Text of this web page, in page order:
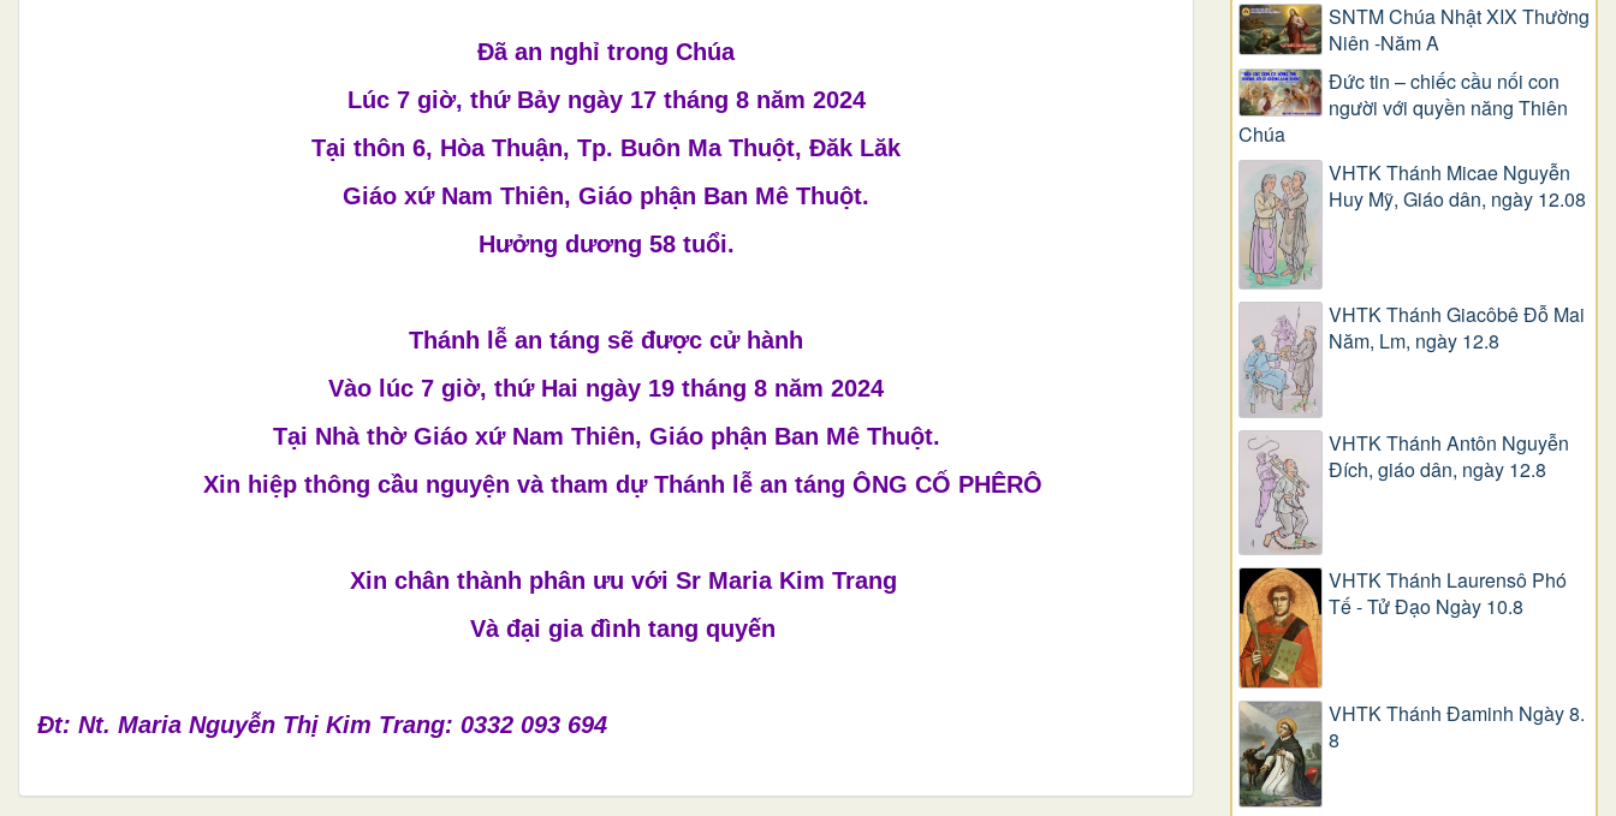
Đã an nghỉ trong Chúa
Lúc 7 giờ, thứ Bảy ngày 17 tháng 8 năm 2024
Tại thôn 6, Hòa Thuận, Tp. Buôn Ma Thuột, Đăk Lăk
Giáo xứ Nam Thiên, Giáo phận Ban Mê Thuột.
Hưởng dương 58 tuổi.
Thánh lễ an táng sẽ được cử hành
Vào lúc 7 giờ, thứ Hai ngày 19 tháng 8 năm 2024
Tại Nhà thờ Giáo xứ Nam Thiên, Giáo phận Ban Mê Thuột.
Xin hiệp thông cầu nguyện và tham dự Thánh lễ an táng ÔNG CỐ PHÊRÔ
Xin chân thành phân ưu với Sr Maria Kim Trang
Và đại gia đình tang quyến
Đt: Nt. Maria Nguyễn Thị Kim Trang: 0332 093 694
SNTM Chúa Nhật XIX Thường
Niên -Năm A
Đức tin – chiếc cầu nối con
người với quyền năng Thiên
Chúa
VHTK Thánh Micae Nguyễn
Huy Mỹ, Giáo dân, ngày 12.08
VHTK Thánh Giacôbê Ðỗ Mai
Năm, Lm, ngày 12.8
VHTK Thánh Antôn Nguyễn
Ðích, giáo dân, ngày 12.8
VHTK Thánh Laurensô Phó
Tế - Tử Đạo Ngày 10.8
VHTK Thánh Đaminh Ngày 8.
8